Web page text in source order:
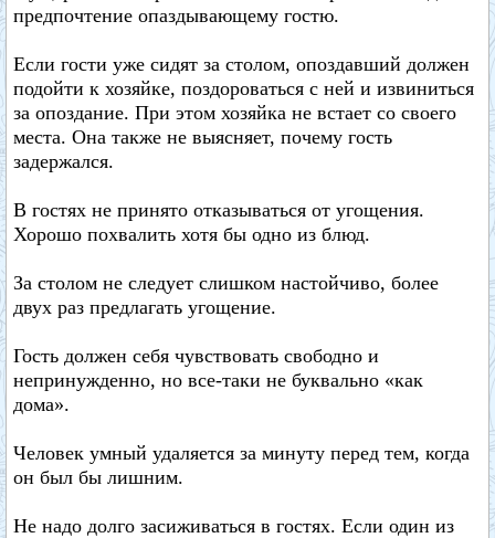
предпочтение опаздывающему гостю.
Если гости уже сидят за столом, опоздавший должен
подойти к хозяйке, поздороваться с ней и извиниться
за опоздание. При этом хозяйка не встает со своего
места. Она также не выясняет, почему гость
задержался.
В гостях не принято отказываться от угощения.
Хорошо похвалить хотя бы одно из блюд.
За столом не следует слишком настойчиво, более
двух раз предлагать угощение.
Гость должен себя чувствовать свободно и
непринужденно, но все-таки не буквально «как
дома».
Человек умный удаляется за минуту перед тем, когда
он был бы лишним.
Не надо долго засиживаться в гостях. Если один из